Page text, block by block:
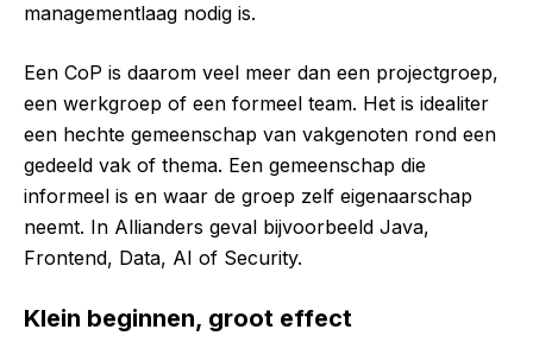
managementlaag nodig is.
Een CoP is daarom veel meer dan een projectgroep,
een werkgroep of een formeel team. Het is idealiter
een hechte gemeenschap van vakgenoten rond een
gedeeld vak of thema. Een gemeenschap die
informeel is en waar de groep zelf eigenaarschap
neemt. In Allianders geval bijvoorbeeld Java,
Frontend, Data, AI of Security.
Klein beginnen, groot effect